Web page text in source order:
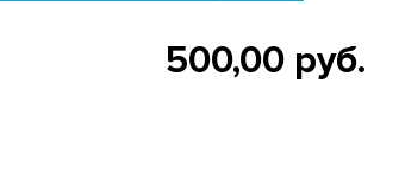
500,00 руб.